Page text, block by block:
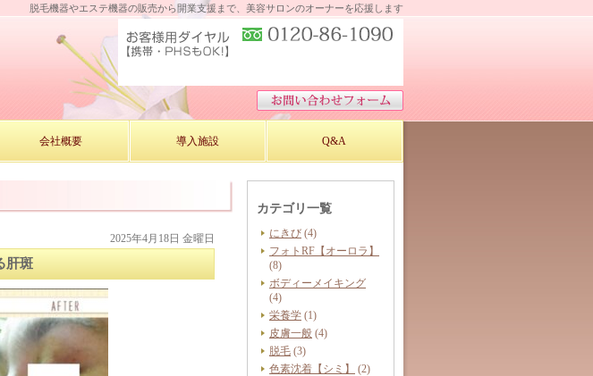
脱毛機器やエステ機器の販売から開業支援まで、美容サロンのオーナーを応援します
会社概要 導入施設 Q&A
2025年4月18日 金曜日
肝斑
カテゴリ一覧
にきび (4)
フォトRF【オーロラ】
(8)
ボディーメイキング
(4)
栄養学 (1)
皮膚一般 (4)
脱毛 (3)
色素沈着【シミ】
(2)